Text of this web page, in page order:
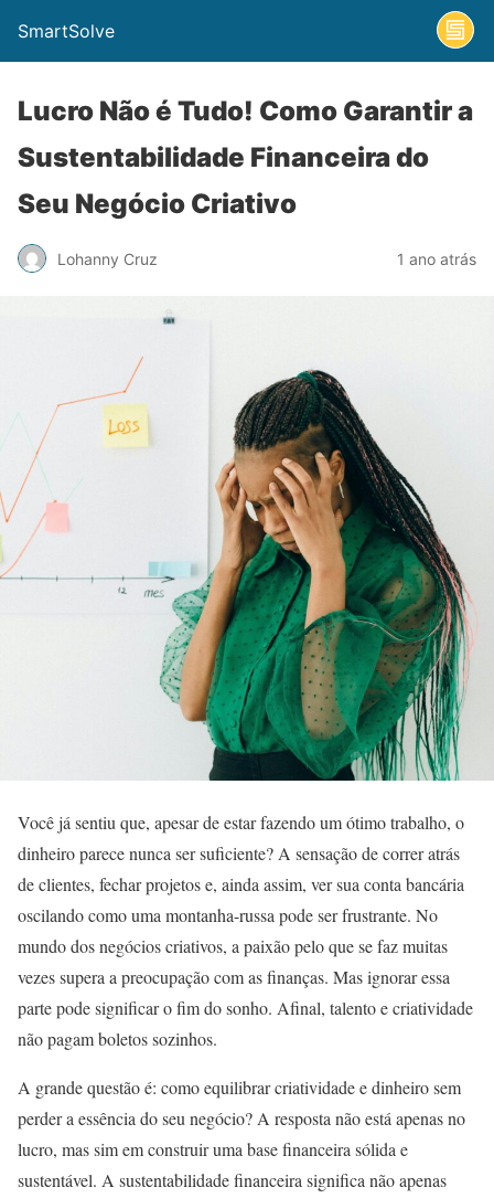
SmartSolve
Lucro Não é Tudo! Como Garantir a
Sustentabilidade Financeira do
Seu Negócio Criativo
Lohanny Cruz 1 ano atrás
Você já sentiu que, apesar de estar fazendo um ótimo trabalho, o
dinheiro parece nunca ser suficiente? A sensação de correr atrás
de clientes, fechar projetos e, ainda assim, ver sua conta bancária
oscilando como uma montanha-russa pode ser frustrante. No
mundo dos negócios criativos, a paixão pelo que se faz muitas
vezes supera a preocupação com as finanças. Mas ignorar essa
parte pode significar o fim do sonho. Afinal, talento e criatividade
não pagam boletos sozinhos.
A grande questão é: como equilibrar criatividade e dinheiro sem
perder a essência do seu negócio? A resposta não está apenas no
lucro, mas sim em construir uma base financeira sólida e
sustentável. A sustentabilidade financeira significa não apenas